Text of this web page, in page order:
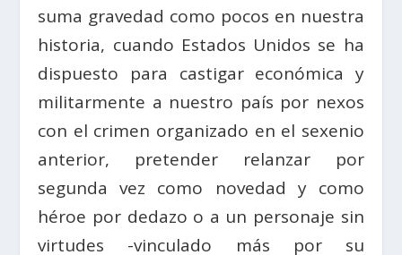
suma gravedad como pocos en nuestra
historia, cuando Estados Unidos se ha
dispuesto para castigar económica y
militarmente a nuestro país por nexos
con el crimen organizado en el sexenio
anterior, pretender relanzar por
segunda vez como novedad y como
héroe por dedazo o a un personaje sin
virtudes -vinculado más por su